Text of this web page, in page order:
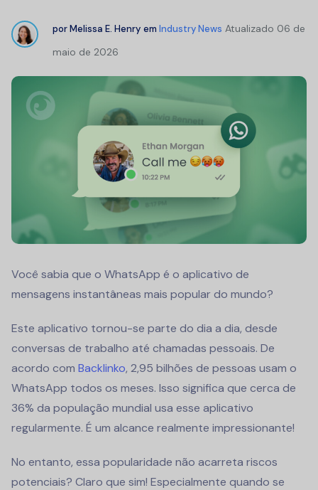
porMelissa E. Henry em Industry News Atualizado 06 de
maio de 2026
Você sabia que o WhatsApp é o aplicativo de
mensagens instantâneas mais popular do mundo?
Este aplicativo tornou-se parte do dia a dia, desde
conversas de trabalho até chamadas pessoais. De
acordo com Backlinko, 2,95 bilhões de pessoas usam o
WhatsApp todos os meses. Isso significa que cerca de
36% da população mundial usa esse aplicativo
regularmente. É um alcance realmente impressionante!
No entanto, essa popularidade não acarreta riscos
potenciais? Claro que sim! Especialmente quando se